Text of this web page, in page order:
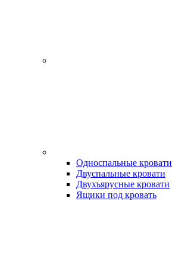
Односпальные кровати
Двуспальные кровати
Двухъярусные кровати
Ящики под кровать